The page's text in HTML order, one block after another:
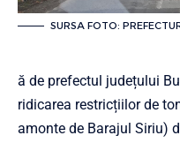
SURSA FOTO:
ă de prefectul județului
ridicarea restricțiilor de
amonte de Barajul Siriu)